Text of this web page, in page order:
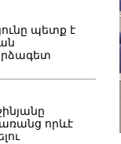
պետք է
առանց որևէ